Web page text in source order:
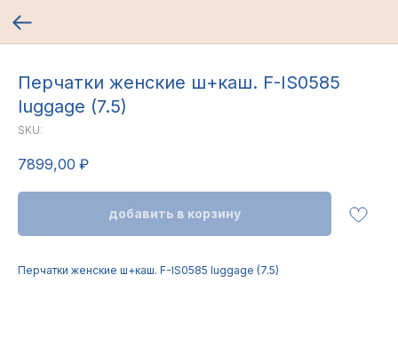
Перчатки женские ш+каш. F-IS0585
luggage (7.5)
SKU:
7899,00 ₽
добавить в корзину
Перчатки женские ш+каш. F-IS0585 luggage (7.5)